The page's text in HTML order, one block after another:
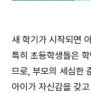
새 학기가 시작되면
특히 초등학생들은
므로, 부모의 세심한
아이가 자신감을 갖